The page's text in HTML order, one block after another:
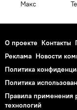
Макс
О проекте Контакты
Реклама Новости
Политика
Политика
Правила применения
технологий